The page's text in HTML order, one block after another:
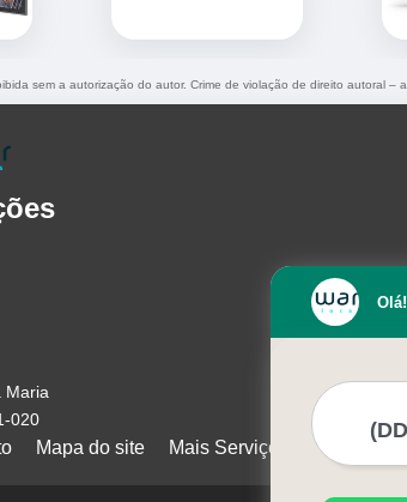
sem a autorização do autor. Crime de violação de direito autoral –
Maria
020
Mapa do site Mais Serviços